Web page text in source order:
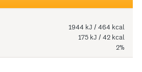
1944 kJ / 464 kcal
175 kJ / 42 kcal
2%